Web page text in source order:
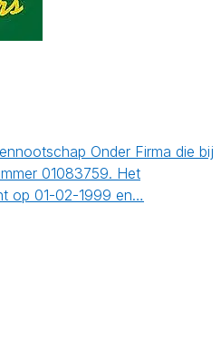
Onder Firma die bij
01083759. Het
op 01-02-1999 en…